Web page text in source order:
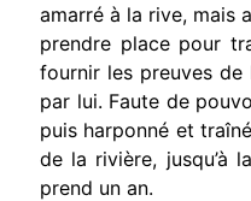
amarré à la rive, mais
prendre place pour
fournir les preuves de
par lui. Faute de
puis harponné et
de la rivière, jusqu’à
prend un an.